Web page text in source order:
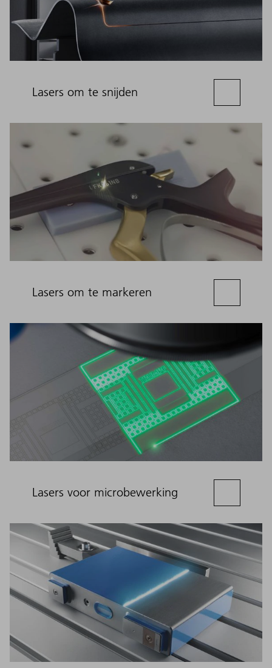
Lasers om te snijden
Lasers om te markeren
Lasers voor microbewerking